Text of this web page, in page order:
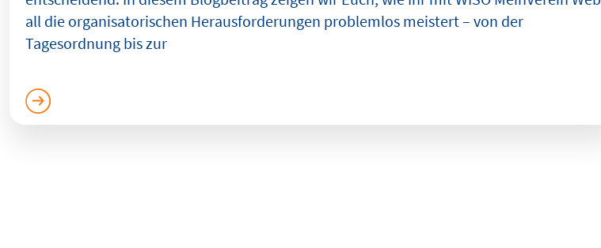
all die organisatorischen Herausforderungen problemlos meistert – von der
Tagesordnung bis zur